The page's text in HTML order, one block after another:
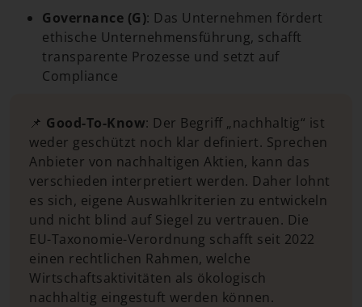
Governance (G): Das Unternehmen fördert
ethische Unternehmensführung, schafft
transparente Prozesse und setzt auf
Compliance
📌 Good-To-Know: Der Begriff „nachhaltig“ ist
weder geschützt noch klar definiert. Sprechen
Anbieter von nachhaltigen Aktien, kann das
verschieden interpretiert werden. Daher lohnt
es sich, eigene Auswahlkriterien zu entwickeln
und nicht blind auf Siegel zu vertrauen. Die
EU-Taxonomie-Verordnung schafft seit 2022
einen rechtlichen Rahmen, welche
Wirtschaftsaktivitäten als ökologisch
nachhaltig eingestuft werden können.